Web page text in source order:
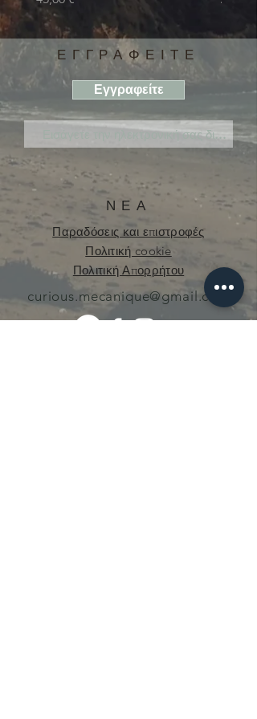
ΕΓΓΡΑΦΕΙΤΕ
Εγγραφείτε
ΝΕΑ
Παραδόσεις και επιστροφές
Πολιτική cookie
Πολιτική Απορρήτου
curious.mecanique@gmail.com